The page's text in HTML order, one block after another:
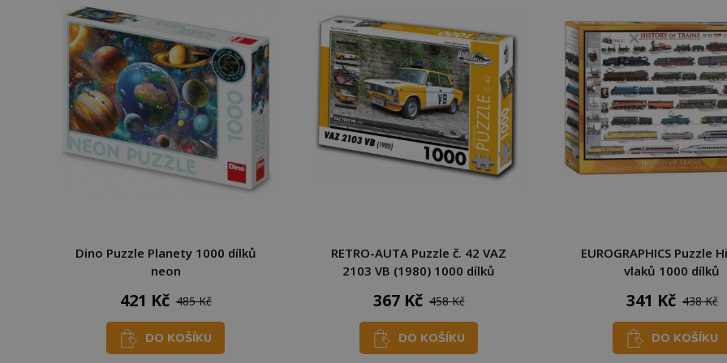
Dino Puzzle Planety 1000 dílků
neon
421 Kč 485 Kč
DO KOŠÍKU
RETRO-AUTA Puzzle č. 42 VAZ
2103 VB (1980) 1000 dílků
367 Kč 458 Kč
DO KOŠÍKU
EUROGRAPHICS Puzzle
vlaků 1000 dílků
341 Kč 438 Kč
DO KOŠÍKU